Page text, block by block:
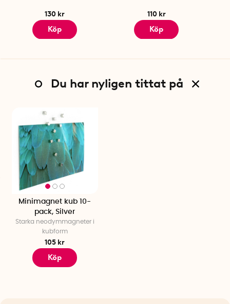
130 kr
Köp
110 kr
Köp
Du har nyligen tittat på
Minimagnet kub 10-
pack, Silver
Starka neodymmagneter i
kubform
105 kr
Köp